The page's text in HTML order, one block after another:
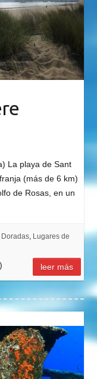
La playa de Sant
(más de 6 km)
de Rosas, en un
Doradas, Lugares de
leer más